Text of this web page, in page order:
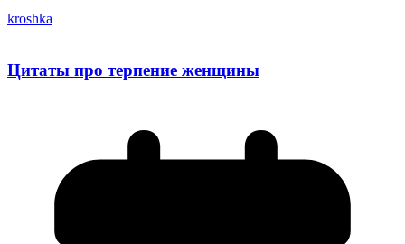
kroshka
Цитаты про терпение женщины